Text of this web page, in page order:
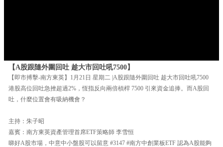
【A股跟隨外圍回吐 趁大市回吐吼7500】
【即市搏擊-南方東英】1月21日 星期二 |A股跟隨外圍回吐 趁大市回吐吼7500
港股高位回吐急挫超過2%，恆指反向兩倍槓桿 7500 引來資金追捧。而A股回
吐，什麼位置會有吸納機會？
主持：朱子昭
嘉賓：南方東英資產管理首席ETF策略師 李雪恒
睇好A股市場，中意中小盤股可以留意 #3147 #南方中創業板ETF 認為A股能夠